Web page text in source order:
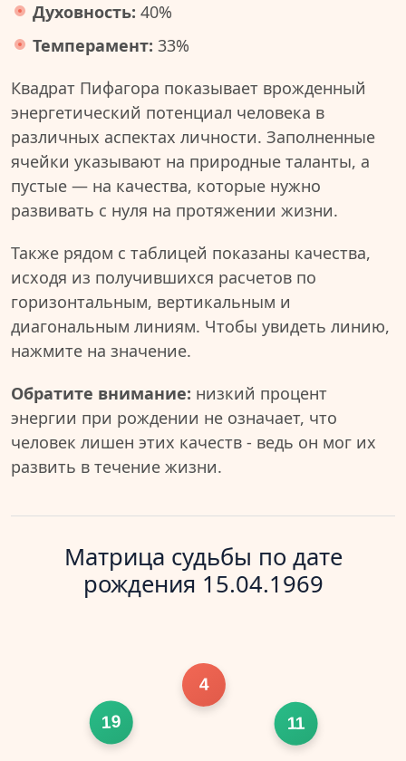
Духовность: 40%
Темперамент: 33%
Квадрат Пифагора показывает врожденный
энергетический потенциал человека в
различных аспектах личности. Заполненные
ячейки указывают на природные таланты, а
пустые — на качества, которые нужно
развивать с нуля на протяжении жизни.
Также рядом с таблицей показаны качества,
исходя из получившихся расчетов по
горизонтальным, вертикальным и
диагональным линиям. Чтобы увидеть линию,
нажмите на значение.
Обратите внимание: низкий процент
энергии при рождении не означает, что
человек лишен этих качеств - ведь он мог их
развить в течение жизни.
Матрица судьбы по дате
рождения 15.04.1969
4
19 11